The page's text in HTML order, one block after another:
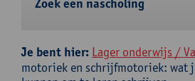
Zoek een nascholing
Je bent hier: Lager onderwijs /
motoriek en schrijfmotoriek: wat